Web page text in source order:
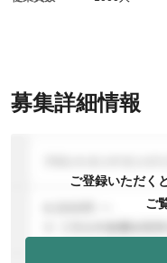
募集詳細情報
ご登録いただく
ご